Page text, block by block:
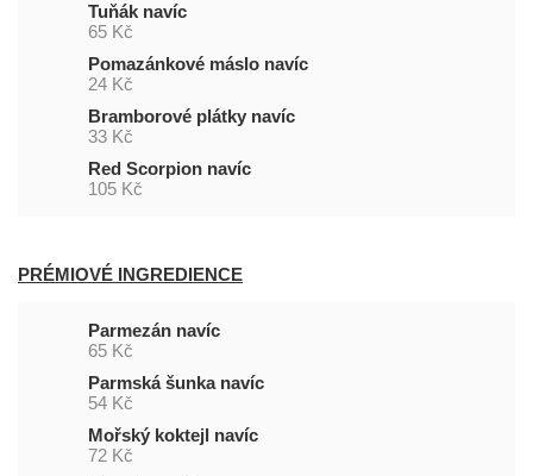
Tuňák navíc
65 Kč
Pomazánkové máslo navíc
24 Kč
Bramborové plátky navíc
33 Kč
Red Scorpion navíc
105 Kč
PRÉMIOVÉ INGREDIENCE
Parmezán navíc
65 Kč
Parmská šunka navíc
54 Kč
Mořský koktejl navíc
72 Kč